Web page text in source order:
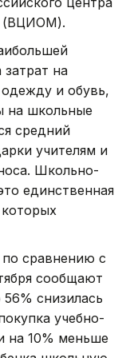
(ВЦИОМ).
на
и обувь,
на школьные
средний
учителям и
Школьно-
единственная
по сравнению с
сообщают
снизилась
учебно-
на 10% меньше